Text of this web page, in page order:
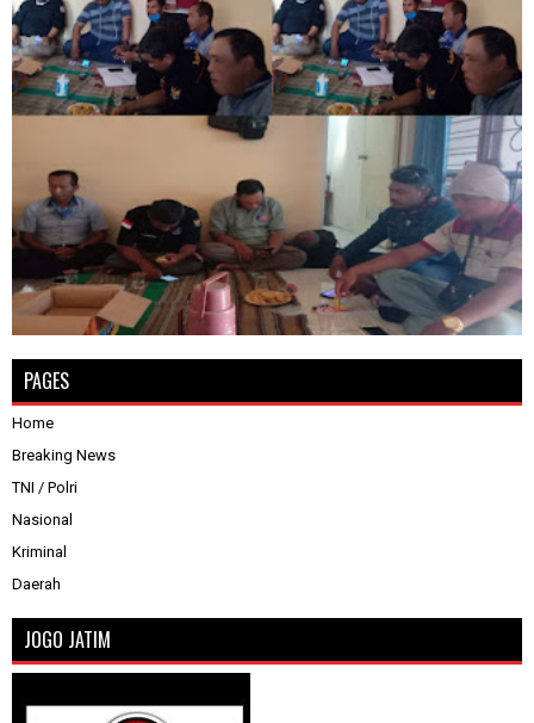
PAGES
Home
Breaking News
TNI / Polri
Nasional
Kriminal
Daerah
JOGO JATIM